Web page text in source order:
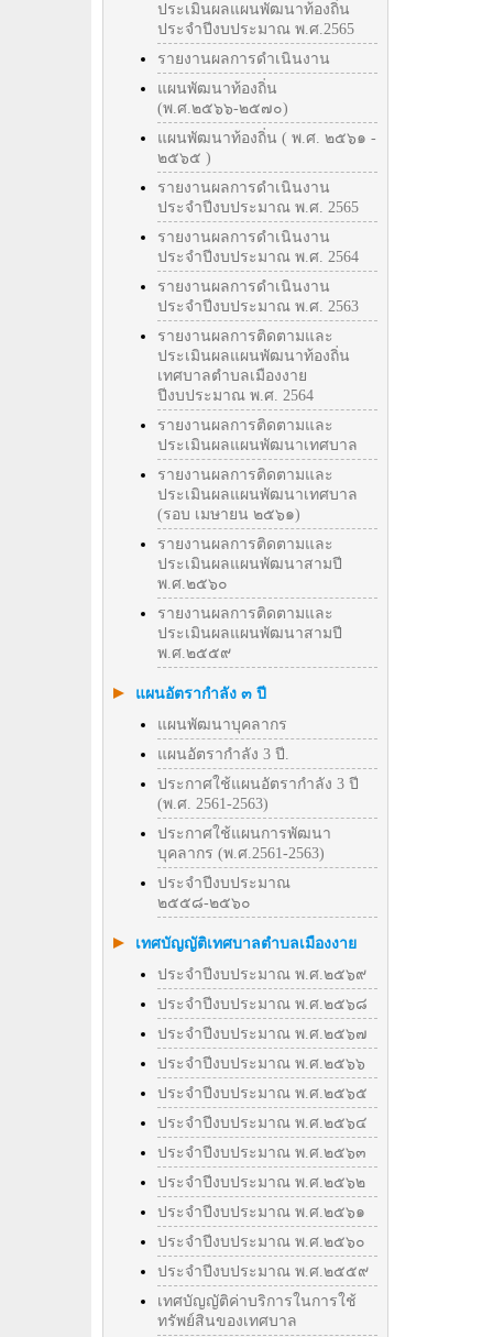
ประเมินผลแผนพัฒนาท้องถิ่น
ประจำปีงบประมาณ พ.ศ.2565
รายงานผลการดำเนินงาน
แผนพัฒนาท้องถิ่น
(พ.ศ.๒๕๖๖-๒๕๗๐)
แผนพัฒนาท้องถิ่น ( พ.ศ. ๒๕๖๑ -
๒๕๖๕ )
รายงานผลการดำเนินงาน
ประจำปีงบประมาณ พ.ศ. 2565
รายงานผลการดำเนินงาน
ประจำปีงบประมาณ พ.ศ. 2564
รายงานผลการดำเนินงาน
ประจำปีงบประมาณ พ.ศ. 2563
รายงานผลการติดตามและ
ประเมินผลแผนพัฒนาท้องถิ่น
เทศบาลตำบลเมืองงาย
ปีงบประมาณ พ.ศ. 2564
รายงานผลการติดตามและ
ประเมินผลแผนพัฒนาเทศบาล
รายงานผลการติดตามและ
ประเมินผลแผนพัฒนาเทศบาล
(รอบ เมษายน ๒๕๖๑)
รายงานผลการติดตามและ
ประเมินผลแผนพัฒนาสามปี
พ.ศ.๒๕๖๐
รายงานผลการติดตามและ
ประเมินผลแผนพัฒนาสามปี
พ.ศ.๒๕๕๙
แผนอัตรากำลัง ๓ ปี
แผนพัฒนาบุคลากร
แผนอัตรากำลัง 3 ปี.
ประกาศใช้แผนอัตรากำลัง 3 ปี
(พ.ศ. 2561-2563)
ประกาศใช้แผนการพัฒนา
บุคลากร (พ.ศ.2561-2563)
ประจำปีงบประมาณ
๒๕๕๘-๒๕๖๐
เทศบัญญัติเทศบาลตำบลเมืองงาย
ประจำปีงบประมาณ พ.ศ.๒๕๖๙
ประจำปีงบประมาณ พ.ศ.๒๕๖๘
ประจำปีงบประมาณ พ.ศ.๒๕๖๗
ประจำปีงบประมาณ พ.ศ.๒๕๖๖
ประจำปีงบประมาณ พ.ศ.๒๕๖๕
ประจำปีงบประมาณ พ.ศ.๒๕๖๔
ประจำปีงบประมาณ พ.ศ.๒๕๖๓
ประจำปีงบประมาณ พ.ศ.๒๕๖๒
ประจำปีงบประมาณ พ.ศ.๒๕๖๑
ประจำปีงบประมาณ พ.ศ.๒๕๖๐
ประจำปีงบประมาณ พ.ศ.๒๕๕๙
เทศบัญญัติค่าบริการในการใช้
ทรัพย์สินของเทศบาล